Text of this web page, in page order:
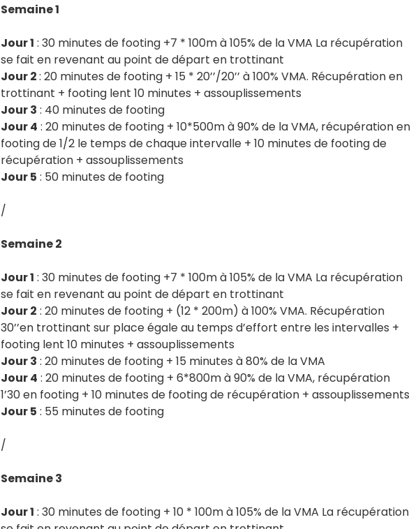
Semaine 1
Jour 1 : 30 minutes de footing +7 * 100m à 105% de la VMA La récupération
se fait en revenant au point de départ en trottinant
Jour 2: 20 minutes de footing + 15 * 20’’/20’’ à 100% VMA. Récupération en
trottinant + footing lent 10 minutes + assouplissements
Jour 3 : 40 minutes de footing
Jour 4 : 20 minutes de footing + 10*500m à 90% de la VMA, récupération en
footing de 1/2 le temps de chaque intervalle + 10 minutes de footing de
récupération + assouplissements
Jour 5 : 50 minutes de footing
/
Semaine 2
Jour 1 : 30 minutes de footing +7 * 100m à 105% de la VMA La récupération
se fait en revenant au point de départ en trottinant
Jour 2 : 20 minutes de footing + (12 * 200m) à 100% VMA. Récupération
30’’en trottinant sur place égale au temps d’effort entre les intervalles +
footing lent 10 minutes + assouplissements
Jour 3 : 20 minutes de footing + 15 minutes à 80% de la VMA
Jour 4 : 20 minutes de footing + 6*800m à 90% de la VMA, récupération
1’30 en footing + 10 minutes de footing de récupération + assouplissements
Jour 5 : 55 minutes de footing
/
Semaine 3
Jour 1 : 30 minutes de footing + 10 * 100m à 105% de la VMA La récupération